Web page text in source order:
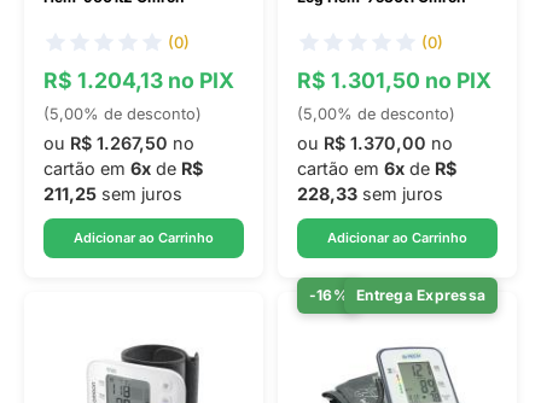
(0)
R$ 1.204,13 no PIX
(5,00% de desconto)
ou R$ 1.267,50 no
cartão em 6x de R$
211,25 sem juros
Adicionar ao Carrinho
(0)
R$ 1.301,50 no PIX
(5,00% de desconto)
ou R$ 1.370,00 no
cartão em 6x de R$
228,33 sem juros
Adicionar ao Carrinho
-16% Entrega Expressa